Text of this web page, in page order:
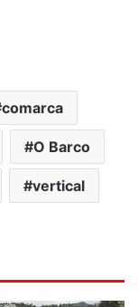
comarca
O Barco
vertical